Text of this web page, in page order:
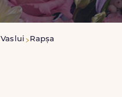
Vaslui Rapșa